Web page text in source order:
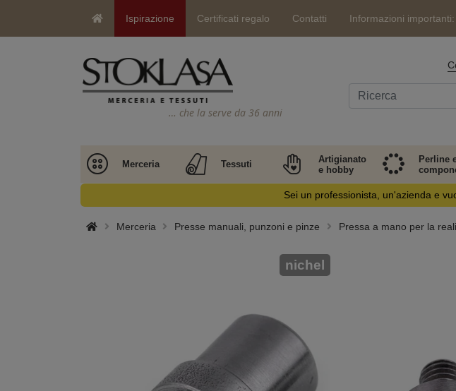
Ispirazione Certificati regalo Contatti Informazioni importanti:
… che la serve da 36 anni
Merceria Tessuti
Artigianato
e hobby
Perline
Sei un professionista, un'azienda e
Merceria Presse manuali, punzoni e pinze Pressa a mano per la
nichel